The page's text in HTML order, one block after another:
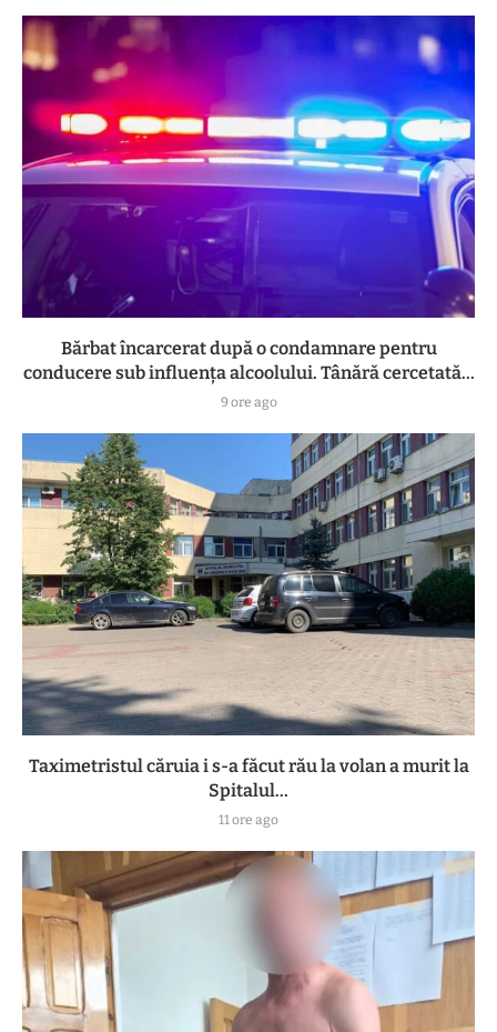
Bărbat încarcerat după o condamnare pentru
conducere sub influența alcoolului. Tânără cercetată...
9 ore ago
Taximetristul căruia i s-a făcut rău la volan a murit la
Spitalul...
11 ore ago